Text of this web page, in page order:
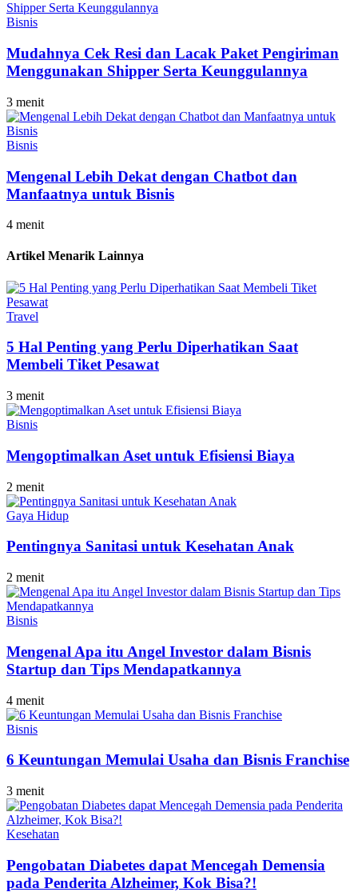
Bisnis
Mudahnya Cek Resi dan Lacak Paket Pengiriman
Menggunakan Shipper Serta Keunggulannya
3 menit
Bisnis
Mengenal Lebih Dekat dengan Chatbot dan
Manfaatnya untuk Bisnis
4 menit
Artikel Menarik Lainnya
Travel
5 Hal Penting yang Perlu Diperhatikan Saat
Membeli Tiket Pesawat
3 menit
Bisnis
Mengoptimalkan Aset untuk Efisiensi Biaya
2 menit
Gaya Hidup
Pentingnya Sanitasi untuk Kesehatan Anak
2 menit
Bisnis
Mengenal Apa itu Angel Investor dalam Bisnis
Startup dan Tips Mendapatkannya
4 menit
Bisnis
6 Keuntungan Memulai Usaha dan Bisnis Franchise
3 menit
Kesehatan
Pengobatan Diabetes dapat Mencegah Demensia
pada Penderita Alzheimer, Kok Bisa?!